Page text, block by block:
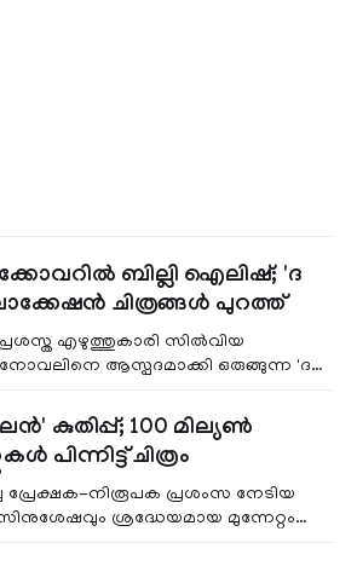
ബില്ലി ഐലിഷ്; 'ദ
ചിത്രങ്ങൾ പുറത്ത്
എഴുത്തുകാരി സിൽവിയ
നോവലിനെ ആസ്പദമാക്കി ഒരുങ്ങുന്ന 'ദ
കുതിപ്പ്; 100 മില്യൺ
പിന്നിട്ട് ചിത്രം
പ്രേക്ഷക-നിരൂപക പ്രശംസ നേടിയ
ശ്രദ്ധേയമായ മുന്നേറ്റം